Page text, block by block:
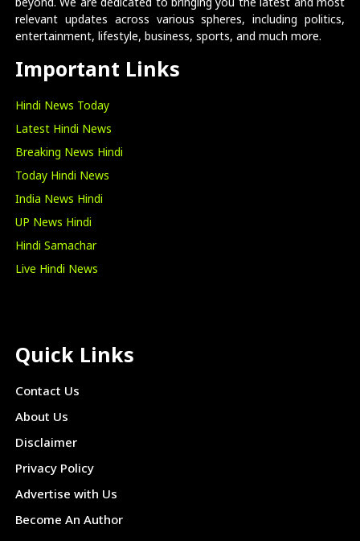
beyond. We are dedicated to bringing you the latest and most
relevant updates across various spheres, including politics,
entertainment, lifestyle, business, sports, and much more.
Important Links
Hindi News Today
Latest Hindi News
Breaking News Hindi
Today Hindi News
India News Hindi
UP News Hindi
Hindi Samachar
Live Hindi News
Quick Links
Contact Us
About Us
Disclaimer
Privacy Policy
Advertise with Us
Become An Author